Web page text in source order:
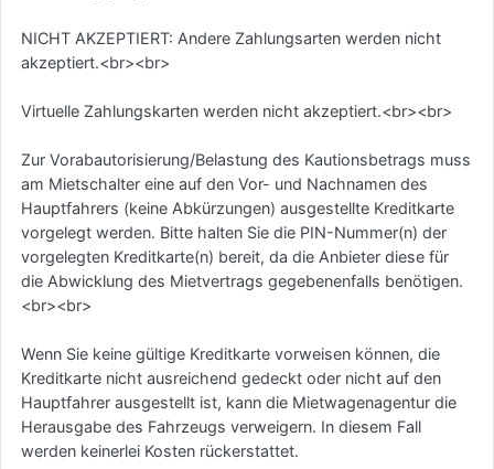
NICHT AKZEPTIERT: Andere Zahlungsarten werden nicht
akzeptiert.<br><br>
Virtuelle Zahlungskarten werden nicht akzeptiert.<br><br>
Zur Vorabautorisierung/Belastung des Kautionsbetrags muss
am Mietschalter eine auf den Vor- und Nachnamen des
Hauptfahrers (keine Abkürzungen) ausgestellte Kreditkarte
vorgelegt werden. Bitte halten Sie die PIN-Nummer(n) der
vorgelegten Kreditkarte(n) bereit, da die Anbieter diese für
die Abwicklung des Mietvertrags gegebenenfalls benötigen.
<br><br>
Wenn Sie keine gültige Kreditkarte vorweisen können, die
Kreditkarte nicht ausreichend gedeckt oder nicht auf den
Hauptfahrer ausgestellt ist, kann die Mietwagenagentur die
Herausgabe des Fahrzeugs verweigern. In diesem Fall
werden keinerlei Kosten rückerstattet.